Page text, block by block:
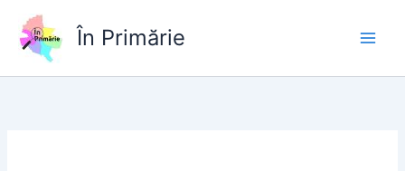
content
În Primărie